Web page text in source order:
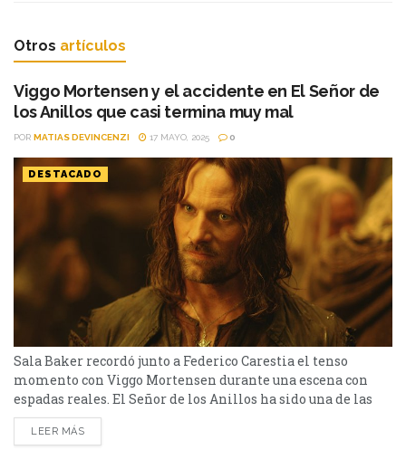
Otros artículos
Viggo Mortensen y el accidente en El Señor de
los Anillos que casi termina muy mal
POR MATIAS DEVINCENZI 17 MAYO, 2025 0
DESTACADO
Sala Baker recordó junto a Federico Carestia el tenso
momento con Viggo Mortensen durante una escena con
espadas reales. El Señor de los Anillos ha sido una de las
trilogías que más caló hondo en el público. Viggo
Mortensen, quien se puso en la piel de Aragorn, fue uno de
LEER MÁS